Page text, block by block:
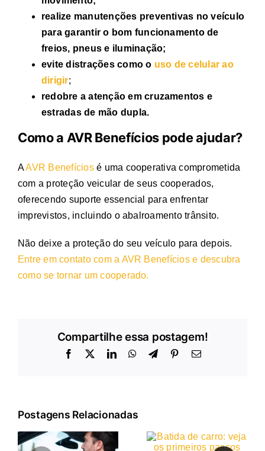
realize manutenções preventivas no veículo
para garantir o bom funcionamento de
freios, pneus e iluminação;
evite distrações como o uso de celular ao
dirigir;
redobre a atenção em cruzamentos e
estradas de mão dupla.
Como a AVR Benefícios pode ajudar?
AAVR Benefíciosé uma cooperativa comprometida
com a proteção veicular de seus cooperados,
oferecendo suporte essencial para enfrentar
imprevistos, incluindo o abalroamento trânsito.
Não deixe a proteção do seu veículo para depois.
Entre em contato com a AVR Benefícios e descubra
como se tornar um cooperado.
Compartilhe essa postagem!
Facebook LinkedInWhatsApp
TelegramPinterest
E-
Postagens Relacionadas